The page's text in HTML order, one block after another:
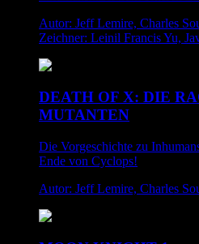
Autor: Jeff Lemire, Charles
Zeichner: Leinil Francis Yu,
DEATH OF X: DIE
MUTANTEN
Die Vorgeschichte zu
Ende von Cyclops!
Autor: Jeff Lemire, Charles